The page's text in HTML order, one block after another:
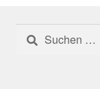
Suchen
nach: